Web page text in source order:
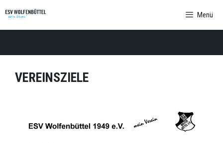
Inhalt
springen
Menü
VEREINSZIELE